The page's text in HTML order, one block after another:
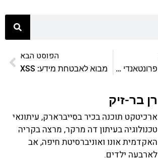
הרמת פרויקט פרונטאנדי במהירות עם Vitejs
הפוסט הבא
מבוא לאבטחת מידע: XSS
רן בר-זיק
ארכיטקט תוכנה בכיר בסייברארק, עיתונאי
טכנולוגיה בעיתון דה מרקר, מרצה בקריה
האקדמית אונו ואוניברסיטת חיפה, אב
לארבעה ילדים.